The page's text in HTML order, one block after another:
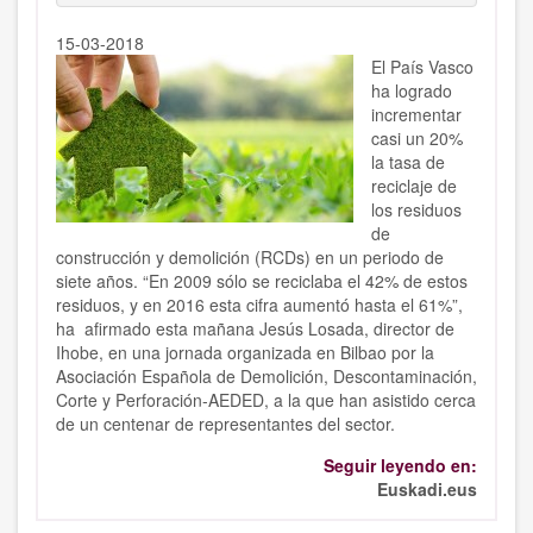
15-03-2018
El País Vasco
ha logrado
incrementar
casi un 20%
la tasa de
reciclaje de
los residuos
de
construcción y demolición (RCDs) en un periodo de
siete años. “En 2009 sólo se reciclaba el 42% de estos
residuos, y en 2016 esta cifra aumentó hasta el 61%”,
ha afirmado esta mañana Jesús Losada, director de
Ihobe, en una jornada organizada en Bilbao por la
Asociación Española de Demolición, Descontaminación,
Corte y Perforación-AEDED, a la que han asistido cerca
de un centenar de representantes del sector.
Seguir leyendo en:
Euskadi.eus